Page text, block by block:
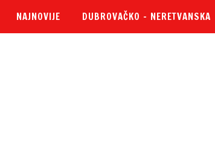
NAJNOVIJE DUBROVAČKO – NERETVANSKA